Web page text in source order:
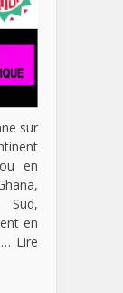
sur
en
Sud,
en
Lire